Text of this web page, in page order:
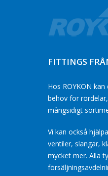
FITTINGS
Hos ROYKON
behov for
mångsidigt
Vi kan också
ventiler, slangar,
mycket mer. Alla